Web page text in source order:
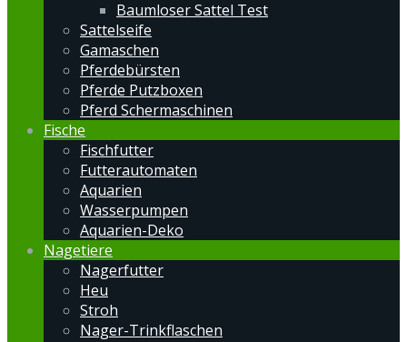
Baumloser Sattel Test
Sattelseife
Gamaschen
Pferdebürsten
Pferde Putzboxen
Pferd Schermaschinen
Fische
Fischfutter
Futterautomaten
Aquarien
Wasserpumpen
Aquarien-Deko
Nagetiere
Nagerfutter
Heu
Stroh
Nager-Trinkflaschen